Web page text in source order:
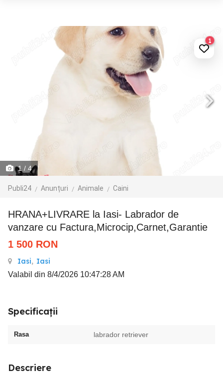
1 / 4
Publi24 Anunțuri Animale Caini
1
HRANA+LIVRARE la Iasi- Labrador de
vanzare cu Factura,Microcip,Carnet,Garantie
1 500 RON
Iasi, Iasi
Valabil din 8/4/2026 10:47:28 AM
Specificații
Rasa labrador retriever
Descriere